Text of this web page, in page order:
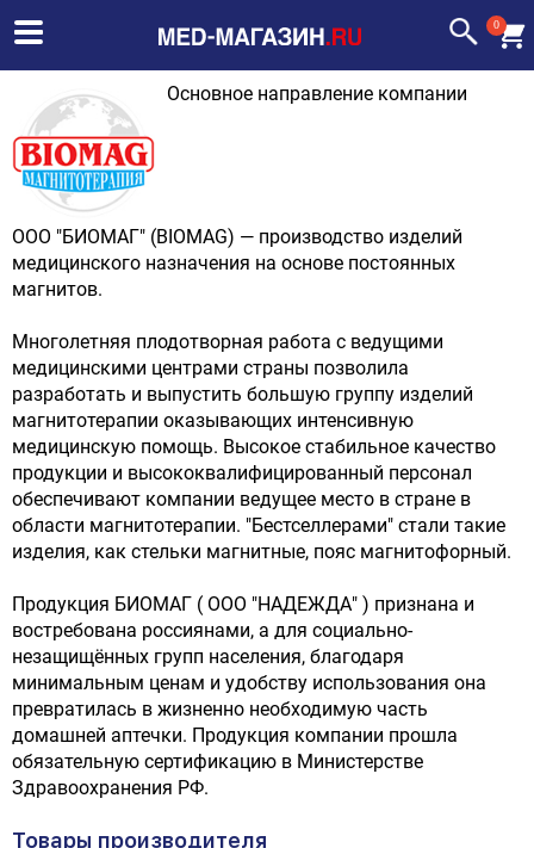
0
Основное направление компании
ООО "БИОМАГ" (BIOMAG) — производство изделий
медицинского назначения на основе постоянных
магнитов.
Многолетняя плодотворная работа с ведущими
медицинскими центрами страны позволила
разработать и выпустить большую группу изделий
магнитотерапии оказывающих интенсивную
медицинскую помощь. Высокое стабильное качество
продукции и высококвалифицированный персонал
обеспечивают компании ведущее место в стране в
области магнитотерапии. "Бестселлерами" стали такие
изделия, как стельки магнитные, пояс магнитофорный.
Продукция БИОМАГ ( ООО "НАДЕЖДА" ) признана и
востребована россиянами, а для социально-
незащищённых групп населения, благодаря
минимальным ценам и удобству использования она
превратилась в жизненно необходимую часть
домашней аптечки. Продукция компании прошла
обязательную сертификацию в Министерстве
Здравоохранения РФ.
Товары производителя